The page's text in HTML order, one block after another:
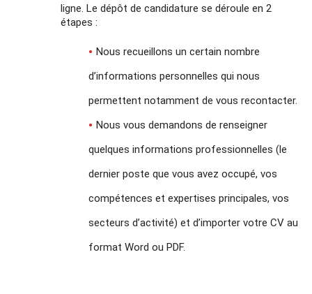
ligne. Le dépôt de candidature se déroule en 2
étapes :
Nous recueillons un certain nombre
d’informations personnelles qui nous
permettent notamment de vous recontacter.
Nous vous demandons de renseigner
quelques informations professionnelles (le
dernier poste que vous avez occupé, vos
compétences et expertises principales, vos
secteurs d’activité) et d’importer votre CV au
format Word ou PDF.